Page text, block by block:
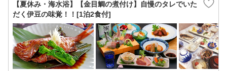
【夏休み・海水浴】【金目鯛の煮付け】自慢のタレでいた
だく伊豆の味覚！！[1泊2食付]